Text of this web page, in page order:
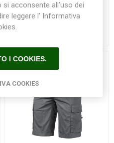
Guanti PULLER - COFRA
acconsente all’uso dei
leggere l’ Informativa
I COOKIES.
COOKIES